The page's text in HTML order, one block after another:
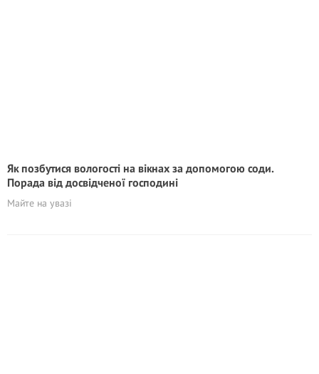
Як позбутися вологості на вікнах за допомогою соди.
Порада від досвідченої господині
Майте на увазі